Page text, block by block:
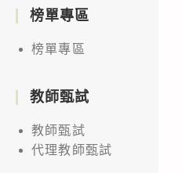
榜單專區
榜單專區
教師甄試
教師甄試
代理教師甄試